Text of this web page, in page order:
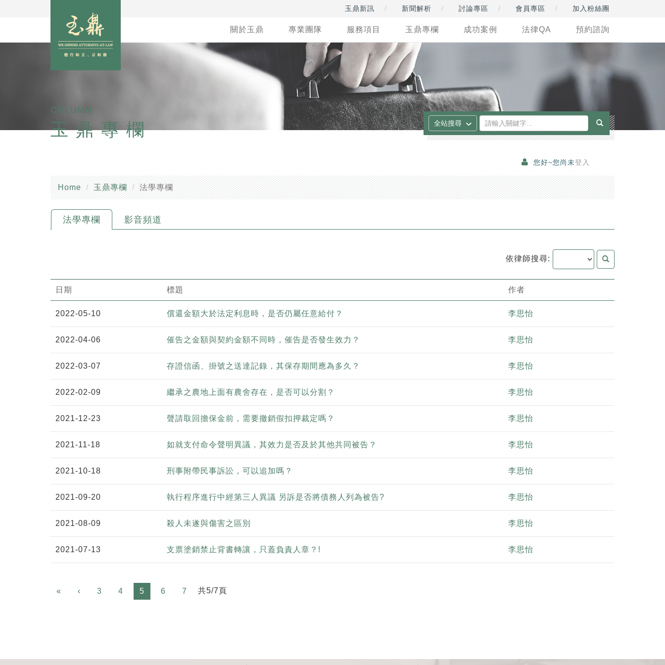
玉鼎新訊 新聞解析 討論專區 會員專區 加入粉絲團
關於玉鼎 專業團隊 服務項目 玉鼎專欄 成功案例 法律QA 預約諮詢
COLUMN
玉鼎專欄
您好~您尚未登入
Home 玉鼎專欄 法學專欄
法學專欄 影音頻道
依律師搜尋:
日期 標題 作者
2022-05-10 償還金額大於法定利息時，是否仍屬任意給付？ 李思怡
2022-04-06 催告之金額與契約金額不同時，催告是否發生效力？ 李思怡
2022-03-07 存證信函、掛號之送達記錄，其保存期間應為多久？ 李思怡
2022-02-09 繼承之農地上面有農舍存在，是否可以分割？ 李思怡
2021-12-23 聲請取回擔保金前，需要撤銷假扣押裁定嗎？ 李思怡
2021-11-18 如就支付命令聲明異議，其效力是否及於其他共同被告？ 李思怡
2021-10-18 刑事附帶民事訴訟，可以追加嗎？ 李思怡
2021-09-20 執行程序進行中經第三人異議 另訴是否將債務人列為被告? 李思怡
2021-08-09 殺人未遂與傷害之區別 李思怡
2021-07-13 支票塗銷禁止背書轉讓，只蓋負責人章？! 李思怡
« Previous
‹ 3 4 5 6 7 共5/7頁